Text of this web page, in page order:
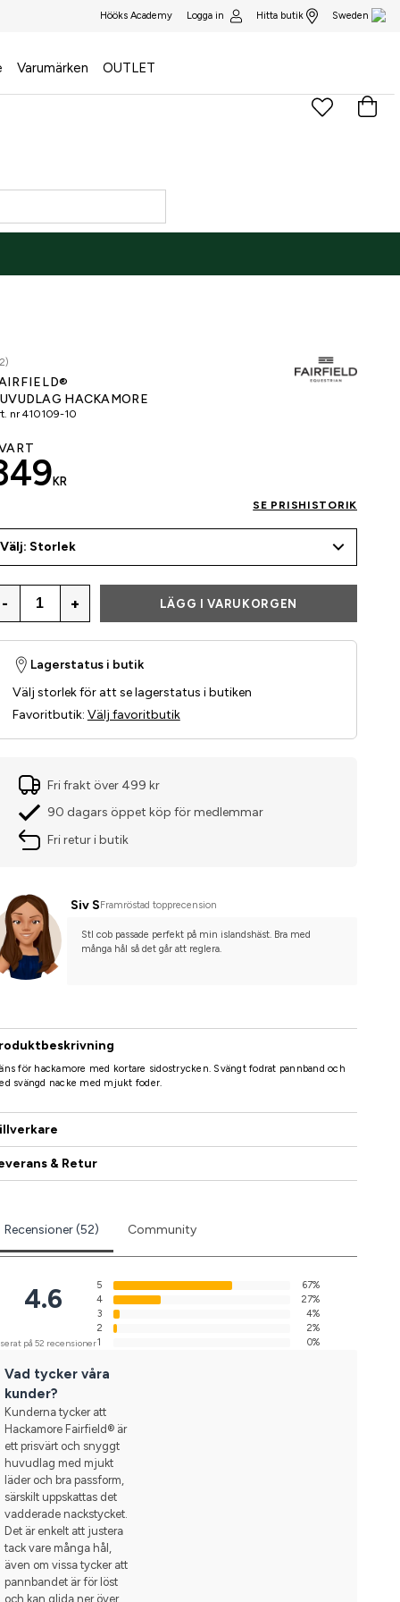
Hööks Academy Logga in Hitta butik Sweden
Varumärken OUTLET
HACKAMORE
nr 410109-10
KR
SE PRISHISTORIK
Välj: Storlek
- + LÄGG I VARUKORGEN
Lagerstatus i butik
Välj storlek för att se lagerstatus i butiken
Favoritbutik: Välj favoritbutik
Fri frakt över 499 kr
90 dagars öppet köp för medlemmar
Fri retur i butik
Siv SFramröstad topprecension
Stl cob passade perfekt på min islandshäst. Bra med
många hål så det går att reglera.
för hackamore med kortare sidostrycken. Svängt fodrat pannband och
svängd nacke med mjukt foder.
& Retur
Recensioner (52) Community
4.6
på 52 recensioner
5
67%
4
27%
3
4%
2
2%
1
0%
Vad tycker våra
kunder?
Kunderna tycker att
Hackamore Fairfield® är
ett prisvärt och snyggt
huvudlag med mjukt
läder och bra passform,
särskilt uppskattas det
vadderade nackstycket.
Det är enkelt att justera
tack vare många hål,
även om vissa tycker att
pannbandet är för löst
och kan glida ner över